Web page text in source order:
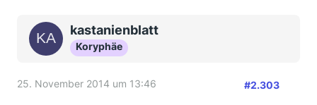
kastanienblatt
Koryphäe
25. November 2014 um 13:46 #2.303